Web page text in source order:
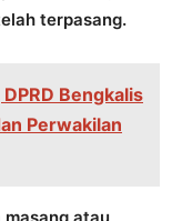
terpasang.
Bengkalis
Perwakilan